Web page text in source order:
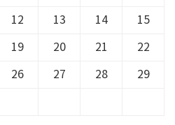
12 13 14 15
19 20 21 22
26 27 28 29